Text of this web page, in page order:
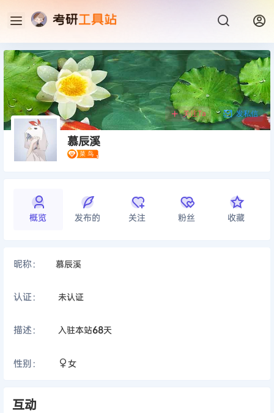
慕辰溪
关注Ta 发私信
概览 发布的 关注 粉丝 收藏
昵称： 慕辰溪
认证： 未认证
描述： 入驻本站68天
性别： 女
互动